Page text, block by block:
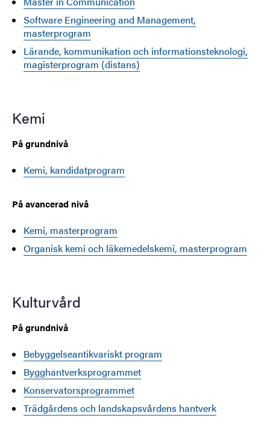
Software Engineering and Management,
masterprogram
Lärande, kommunikation och informationsteknologi,
magisterprogram (distans)
Kemi
På grundnivå
Kemi, kandidatprogram
På avancerad nivå
Kemi, masterprogram
Organisk kemi och läkemedelskemi, masterprogram
Kulturvård
På grundnivå
Bebyggelseantikvariskt program
Bygghantverksprogrammet
Konservatorsprogrammet
Trädgårdens och landskapsvårdens hantverk